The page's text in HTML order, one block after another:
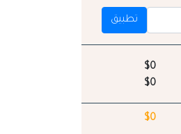
تطبيق
$0
$0
$0